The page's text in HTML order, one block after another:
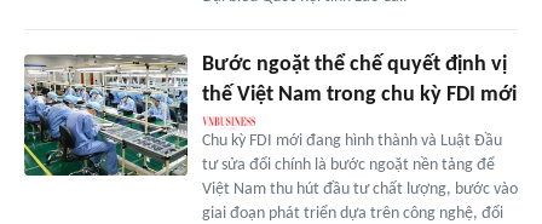
Bước ngoặt thể chế quyết định vị
thế Việt Nam trong chu kỳ FDI mới
Chu kỳ FDI mới đang hình thành và Luật Đầu
tư sửa đổi chính là bước ngoặt nền tảng để
Việt Nam thu hút đầu tư chất lượng, bước vào
giai đoạn phát triển dựa trên công nghệ, đổi